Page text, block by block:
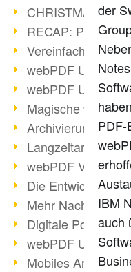
CHRISTMAS
RECAP: PDF
Vereinfachung
webPDF Update
webPDF Update
Magische
Archivierung:
webPDF Video -
Die Entwicklung
Mehr
Digitale Post als
webPDF Update
Mobiles Arbeiten
der
PDF-
IBM
auch